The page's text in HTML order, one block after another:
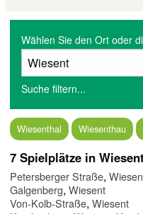
Wählen Sie den Ort oder
Suche filtern...
Wiesenthal Wiesenthau
7 Spielplätze in
Petersberger Straße,
Galgenberg, Wiesent
Von-Kolb-Straße, Wiesent